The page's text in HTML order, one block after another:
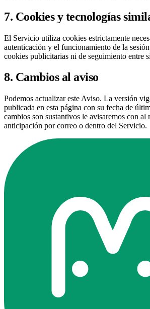
7. Cookies y tecnologías
El Servicio utiliza cookies estrictamente
autenticación y el funcionamiento de la
cookies publicitarias ni de seguimiento entre
8. Cambios al aviso
Podemos actualizar este Aviso. La versión
publicada en esta página con su fecha de
cambios son sustantivos le avisaremos con al
anticipación por correo o dentro del Servicio.